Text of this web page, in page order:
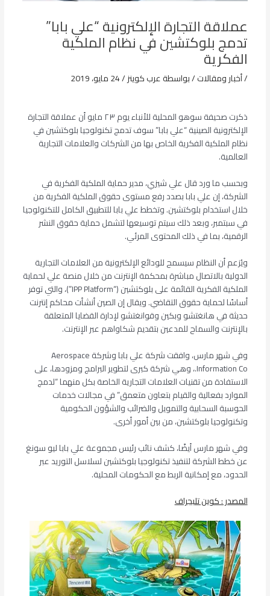
عملاقة التجارة الإلكترونية “علي بابا”
تدمج بلوكتشين في نظام الملكية
الفكرية
/أخبار ومقالات/ بواسطةعرب كوينز/24 مايو، 2019
ذكرت صحيفة سوهو المحلية للأنباء يوم ٢٣ مايو أن عملاقة التجارة
الإلكترونية الصينية “علي بابا” سوف تدمج تكنولوجيا بلوكتشين في
نظام الملكية الفكرية الخاص بها من الشركات والعلامات التجارية
العالمية.
وبحسب ما ورد قال علي شيزي، مدير حماية الملكية الفكرية في
الشركة، إن علي بابا بصدد رفع مستوى حقوق الملكية الفكرية من
خلال استخدام بلوكتشين. وتخطط علي بابا للتطبيق الكامل للتكنولوجيا
في سبتمبر، وبعد ذلك سيتم توسيعها لتشمل حماية حقوق النشر
الرقمية، بما في ذلك المحتوى المرئي.
ويُزعم أن النظام سيسمح للودائع الإلكترونية من العلامات التجارية
الدولية بالاتصال مباشرة بمحكمة الإنترنت من خلال منصة علي لحماية
الملكية الفكرية القائمة على بلوكتشين (“IPP Platform”)، والتي توفر
أساسًا لحماية حقوق التقاضي. ويقال إن الصين أنشأت محاكم إنترنت
حديثة في هانغتشو وبكين وقوانغتشو لإدارة القضايا المتعلقة
بالإنترنت والسماح للمدعين بتقديم شكاواهم عبر الإنترنت.
وفي شهر مارس، وافقت شركة علي بابا وشركة Aerospace
Information Co.، وهي شركة كبرى لتطوير البرامج ومزودها، على
الاستفادة من تقنيات العلامات التجارية الخاصة بكل منهما “لدمج
الموارد بفعالية والقيام بتعاون متعمق” في مجالات خدمات
الحوسبة السحابية والتمويل والضرائب والشؤون الحكومية
وتكنولوجيا بلوكتشين، من بين أمور أخرى.
وفي شهر مارس أيضًا، كشف نائب رئيس مجموعة علي بابا ليو سونغ
عن خطط الشركة لتنفيذ تكنولوجيا بلوكتشين لسلاسل التوريد عبر
الحدود، مع إمكانية الربط مع الحكومات المحلية.
المصدر : كوين تليجراف